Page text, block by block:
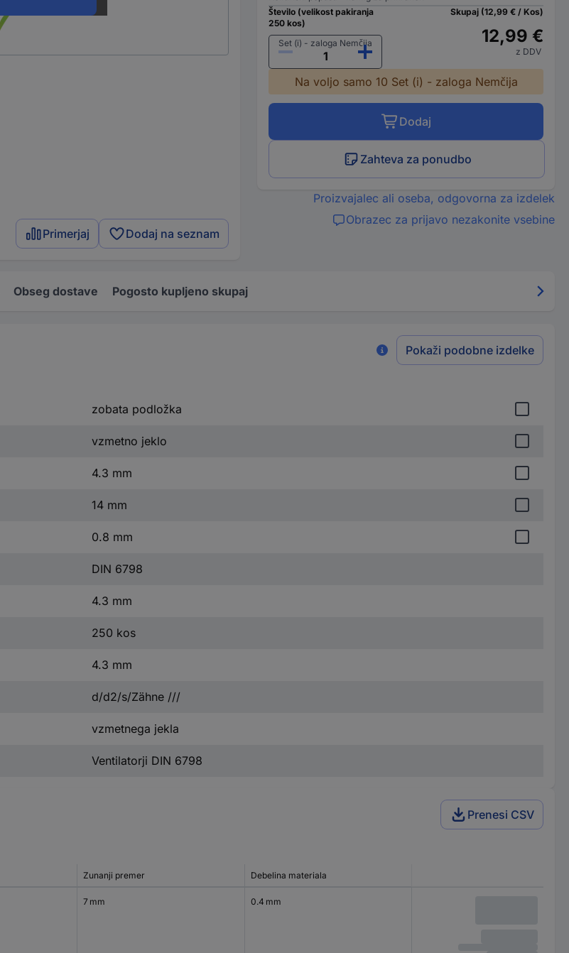
Primerjaj Dodaj na seznam
Število (velikost pakiranja
250 kos)
Set (i) - zaloga Nemčija
Skupaj (12,99 € / Kos)
12,99 €
z DDV
Na voljo samo 10 Set (i) - zaloga Nemčija
Dodaj
Zahteva za ponudbo
Proizvajalec ali oseba, odgovorna za izdelek
Obrazec za prijavo nezakonite vsebine
Obseg dostave Pogosto kupljeno skupaj
Pokaži podobne izdelke
zobata podložka
vzmetno jeklo
4.3 mm
14 mm
0.8 mm
DIN 6798
4.3 mm
250 kos
4.3 mm
d/d2/s/Zähne ///
vzmetnega jekla
Ventilatorji DIN 6798
Prenesi CSV
Zunanji premer Debelina materiala
7 mm 0.4 mm